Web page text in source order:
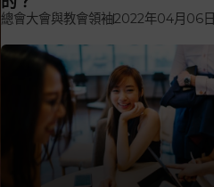
總會大會與教會領袖2022年04月06日